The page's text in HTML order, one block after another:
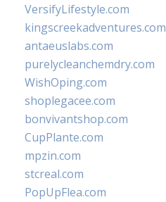
VersifyLifestyle.com
kingscreekadventures.com
antaeuslabs.com
purelycleanchemdry.com
WishOping.com
shoplegacee.com
bonvivantshop.com
CupPlante.com
mpzin.com
stcreal.com
PopUpFlea.com